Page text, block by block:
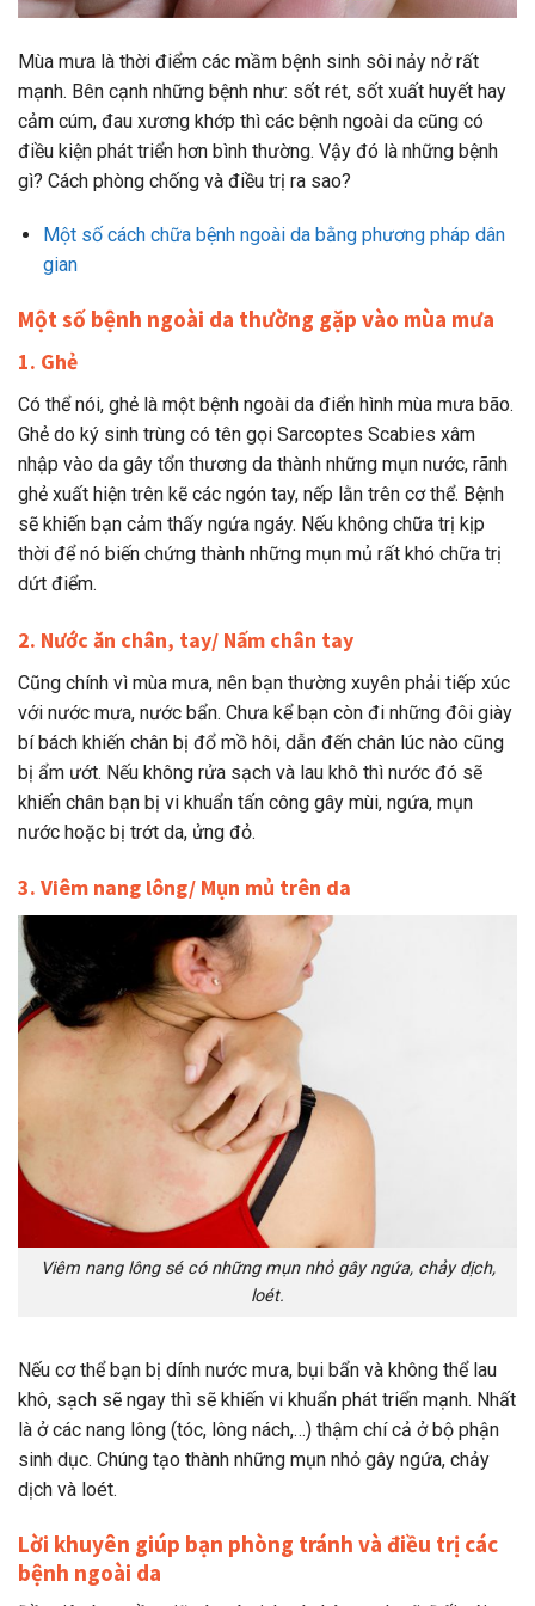
Mùa mưa là thời điểm các mầm bệnh sinh sôi nảy nở rất
mạnh. Bên cạnh những bệnh như: sốt rét, sốt xuất huyết hay
cảm cúm, đau xương khớp thì các bệnh ngoài da cũng có
điều kiện phát triển hơn bình thường. Vậy đó là những bệnh
gì? Cách phòng chống và điều trị ra sao?
Một số cách chữa bệnh ngoài da bằng phương pháp dân
gian
Một số bệnh ngoài da thường gặp vào mùa mưa
1. Ghẻ
Có thể nói, ghẻ là một bệnh ngoài da điển hình mùa mưa bão.
Ghẻ do ký sinh trùng có tên gọi Sarcoptes Scabies xâm
nhập vào da gây tổn thương da thành những mụn nước, rãnh
ghẻ xuất hiện trên kẽ các ngón tay, nếp lằn trên cơ thể. Bệnh
sẽ khiến bạn cảm thấy ngứa ngáy. Nếu không chữa trị kịp
thời để nó biến chứng thành những mụn mủ rất khó chữa trị
dứt điểm.
2. Nước ăn chân, tay/ Nấm chân tay
Cũng chính vì mùa mưa, nên bạn thường xuyên phải tiếp xúc
với nước mưa, nước bẩn. Chưa kể bạn còn đi những đôi giày
bí bách khiến chân bị đổ mồ hôi, dẫn đến chân lúc nào cũng
bị ẩm ướt. Nếu không rửa sạch và lau khô thì nước đó sẽ
khiến chân bạn bị vi khuẩn tấn công gây mùi, ngứa, mụn
nước hoặc bị trớt da, ửng đỏ.
3. Viêm nang lông/ Mụn mủ trên da
Viêm nang lông sé có những mụn nhỏ gây ngứa, chảy dịch,
loét.
Nếu cơ thể bạn bị dính nước mưa, bụi bẩn và không thể lau
khô, sạch sẽ ngay thì sẽ khiến vi khuẩn phát triển mạnh. Nhất
là ở các nang lông (tóc, lông nách,…) thậm chí cả ở bộ phận
sinh dục. Chúng tạo thành những mụn nhỏ gây ngứa, chảy
dịch và loét.
Lời khuyên giúp bạn phòng tránh và điều trị các
bệnh ngoài da